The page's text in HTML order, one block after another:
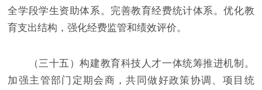
全学段学生资助体系。完善教育经费统计体系。优化教
育支出结构，强化经费监管和绩效评价。
（三十五）构建教育科技人才一体统筹推进机制。
加强主管部门定期会商，共同做好政策协调、项目统